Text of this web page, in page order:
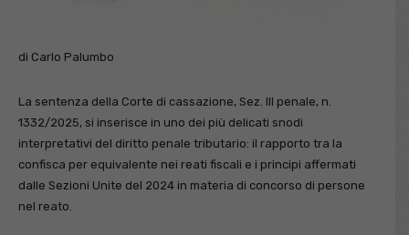
di Carlo Palumbo
La sentenza della Corte di cassazione, Sez. III penale, n.
1332/2025, si inserisce in uno dei più delicati snodi
interpretativi del diritto penale tributario: il rapporto tra la
confisca per equivalente nei reati fiscali e i principi affermati
dalle Sezioni Unite del 2024 in materia di concorso di persone
nel reato.